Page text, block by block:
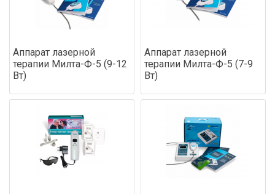
Аппарат лазерной
терапии Милта-Ф-5 (9-12
Вт)
Аппарат лазерной
терапии Милта-Ф-5 (7-9
Вт)